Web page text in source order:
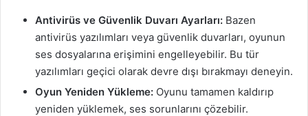
Antivirüs ve Güvenlik Duvarı Ayarları: Bazen
antivirüs yazılımları veya güvenlik duvarları, oyunun
ses dosyalarına erişimini engelleyebilir. Bu tür
yazılımları geçici olarak devre dışı bırakmayı deneyin.
Oyun Yeniden Yükleme: Oyunu tamamen kaldırıp
yeniden yüklemek, ses sorunlarını çözebilir.